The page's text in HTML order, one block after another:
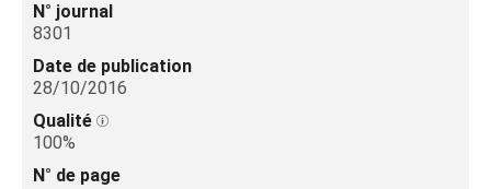
N° journal
8301
Date de publication
28/10/2016
Qualité
100%
N° de page